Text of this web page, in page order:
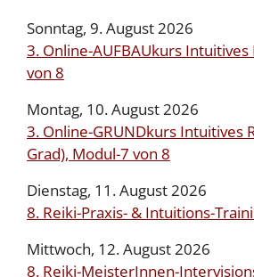
Sonntag, 9. August 2026
3. Online-AUFBAUkurs
von 8
Montag, 10. August 2026
3. Online-GRUNDkurs Intuitives
Grad), Modul-7 von 8
Dienstag, 11. August 2026
8. Reiki-Praxis- & Intuitions-
Mittwoch, 12. August 2026
8. Reiki-MeisterInnen-